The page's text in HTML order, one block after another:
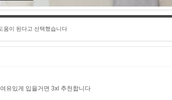
움이 된다고 선택했습니다
유있게 입을거면 3xl 추천합니다